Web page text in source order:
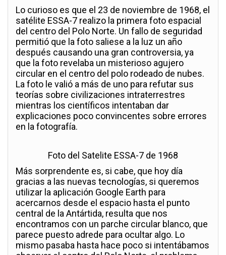
Lo curioso es que el 23 de noviembre de 1968, el
satélite ESSA-7 realizo la primera foto espacial
del centro del Polo Norte. Un fallo de seguridad
permitió que la foto saliese a la luz un año
después causando una gran controversia, ya
que la foto revelaba un misterioso agujero
circular en el centro del polo rodeado de nubes.
La foto le valió a más de uno para refutar sus
teorías sobre civilizaciones intraterrestres
mientras los científicos intentaban dar
explicaciones poco convincentes sobre errores
en la fotografía.
Foto del Satelite ESSA-7 de 1968
Más sorprendente es, si cabe, que hoy día
gracias a las nuevas tecnologías, si queremos
utilizar la aplicación Google Earth para
acercarnos desde el espacio hasta el punto
central de la Antártida, resulta que nos
encontramos con un parche circular blanco, que
parece puesto adrede para ocultar algo. Lo
mismo pasaba hasta hace poco si intentábamos